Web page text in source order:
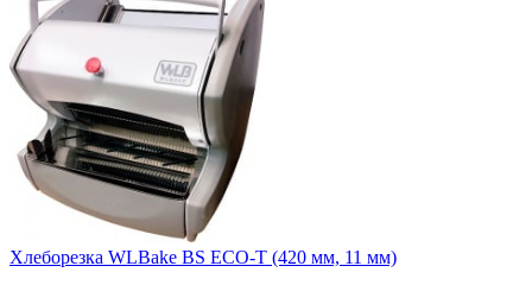
Хлеборезка WLBake BS ECO-T (420 мм, 11 мм)